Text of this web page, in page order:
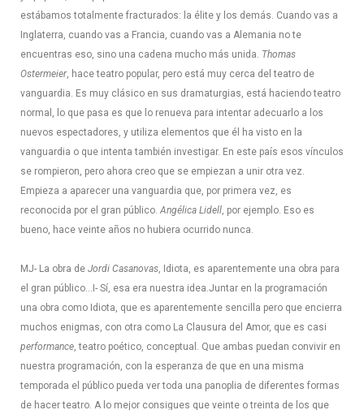
estábamos totalmente fracturados: la élite y los demás. Cuando vas a
Inglaterra, cuando vas a Francia, cuando vas a Alemania no te
encuentras eso, sino una cadena mucho más unida. Thomas
Ostermeier, hace teatro popular, pero está muy cerca del teatro de
vanguardia. Es muy clásico en sus dramaturgias, está haciendo teatro
normal, lo que pasa es que lo renueva para intentar adecuarlo a los
nuevos espectadores, y utiliza elementos que él ha visto en la
vanguardia o que intenta también investigar. En este país esos vínculos
se rompieron, pero ahora creo que se empiezan a unir otra vez.
Empieza a aparecer una vanguardia que, por primera vez, es
reconocida por el gran público.Angélica Lidell, por ejemplo. Eso es
bueno, hace veinte años no hubiera ocurrido nunca.
MJ- La obra de Jordi Casanovas, Idiota, es aparentemente una obra para
el gran público… I- Sí, esa era nuestra idea.Juntar en la programación
una obra como Idiota, que es aparentemente sencilla pero que encierra
muchos enigmas, con otra como La Clausura del Amor, que es casi
performance, teatro poético, conceptual. Que ambas puedan convivir en
nuestra programación, con la esperanza de que en una misma
temporada el público pueda ver toda una panoplia de diferentes formas
de hacer teatro. A lo mejor consigues que veinte o treinta de los que